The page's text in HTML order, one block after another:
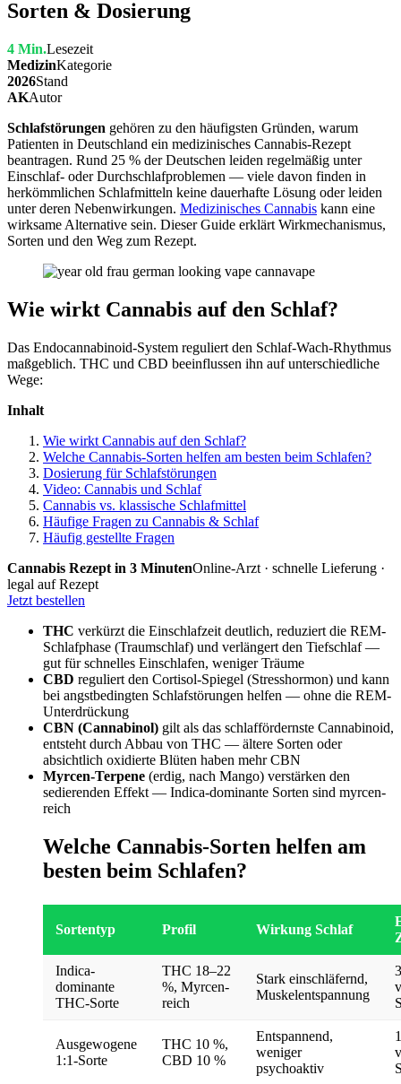
Sorten & Dosierung
4 Min.Lesezeit
MedizinKategorie
2026Stand
AKAutor
Schlafstörungen gehören zu den häufigsten Gründen, warum
Patienten in Deutschland ein medizinisches Cannabis-Rezept
beantragen. Rund 25 % der Deutschen leiden regelmäßig unter
Einschlaf- oder Durchschlafproblemen — viele davon finden in
herkömmlichen Schlafmitteln keine dauerhafte Lösung oder leiden
unter deren Nebenwirkungen. Medizinisches Cannabis kann eine
wirksame Alternative sein. Dieser Guide erklärt Wirkmechanismus,
Sorten und den Weg zum Rezept.
Wie wirkt Cannabis auf den Schlaf?
Das Endocannabinoid-System reguliert den Schlaf-Wach-Rhythmus
maßgeblich. THC und CBD beeinflussen ihn auf unterschiedliche
Wege:
Inhalt
Wie wirkt Cannabis auf den Schlaf?
Welche Cannabis-Sorten helfen am besten beim Schlafen?
Dosierung für Schlafstörungen
Video: Cannabis und Schlaf
Cannabis vs. klassische Schlafmittel
Häufige Fragen zu Cannabis & Schlaf
Häufig gestellte Fragen
Cannabis Rezept in 3 MinutenOnline-Arzt · schnelle Lieferung ·
legal auf Rezept
Jetzt bestellen
THC verkürzt die Einschlafzeit deutlich, reduziert die REM-
Schlafphase (Traumschlaf) und verlängert den Tiefschlaf —
gut für schnelles Einschlafen, weniger Träume
CBD reguliert den Cortisol-Spiegel (Stresshormon) und kann
bei angstbedingten Schlafstörungen helfen — ohne die REM-
Unterdrückung
CBN (Cannabinol) gilt als das schlaffördernste Cannabinoid,
entsteht durch Abbau von THC — ältere Sorten oder
absichtlich oxidierte Blüten haben mehr CBN
Myrcen-Terpene (erdig, nach Mango) verstärken den
sedierenden Effekt — Indica-dominante Sorten sind myrcen-
reich
Welche Cannabis-Sorten helfen am
besten beim Schlafen?
Sortentyp Profil Wirkung Schlaf
Indica-
dominante
THC-Sorte
THC 18–22
%, Myrcen-
reich
Stark einschläfernd,
Muskelentspannung
Ausgewogene
1:1-Sorte
THC 10 %,
CBD 10 %
Entspannend,
weniger
psychoaktiv